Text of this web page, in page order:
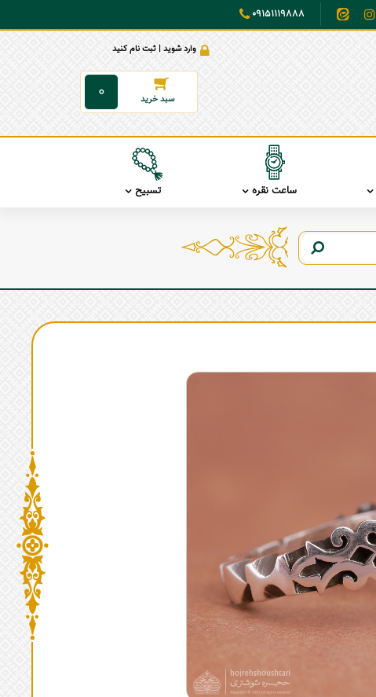
09151119888
وارد شوید | ثبت نام کنید
0
ساعت نقره تسبیح